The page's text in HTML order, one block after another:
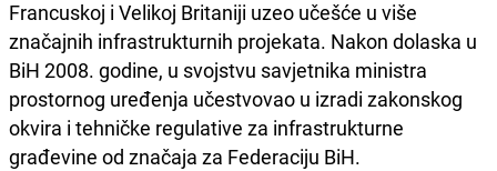
Francuskoj i Velikoj Britaniji uzeo učešće u više
značajnih infrastrukturnih projekata. Nakon dolaska u
BiH 2008. godine, u svojstvu savjetnika ministra
prostornog uređenja učestvovao u izradi zakonskog
okvira i tehničke regulative za infrastrukturne
građevine od značaja za Federaciju BiH.